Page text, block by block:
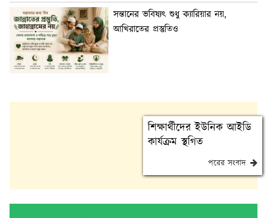
সন্তানের ভবিষ্যৎ শুধু ক্যারিয়ার নয়,
আখিরাতের প্রস্তুতিও
শিক্ষার্থীদের ইউনিক আইডি
কার্যক্রম স্থগিত
পরের সংবাদ